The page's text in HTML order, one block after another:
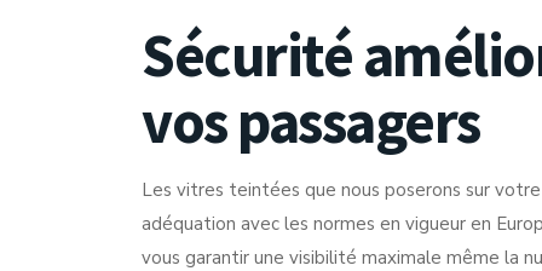
Sécurité
vos passagers
Les vitres teintées que nous poserons sur
adéquation avec les normes en vigueur en
vous garantir une visibilité maximale même la